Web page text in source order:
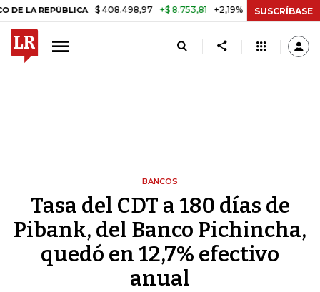
REPÚBLICA $ 408.498,97 +$ 8.753,81 +2,19% TASA DE USURA
SUSCRÍBASE
BANCOS
Tasa del CDT a 180 días de
Pibank, del Banco Pichincha,
quedó en 12,7% efectivo
anual